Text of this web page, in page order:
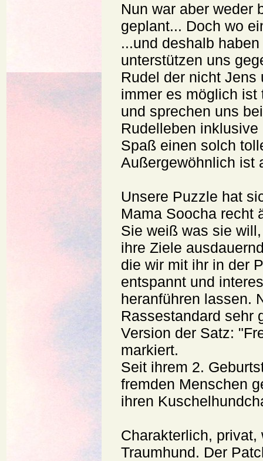
Nun war aber weder
geplant... Doch wo
...und deshalb
unterstützen uns
Rudel der nicht Jens
immer es möglich ist
und sprechen uns
Rudelleben
Spaß einen solch
Außergewöhnlich ist
Unsere Puzzle hat
Mama Soocha recht
Sie weiß was sie
ihre Ziele
die wir mit ihr in der
entspannt und
heranführen lassen.
Rassestandard sehr
Version der Satz:
markiert.
Seit ihrem 2.
fremden Menschen
ihren
Charakterlich,
Traumhund. Der